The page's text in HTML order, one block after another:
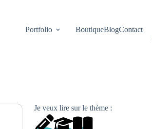
Portfolio BoutiqueBlogContact
Je veux lire sur le thème :